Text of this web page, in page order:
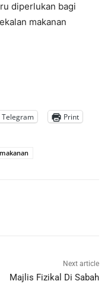
diperlukan bagi
makanan
Telegram Print
Next article
Majlis Fizikal Di Sabah